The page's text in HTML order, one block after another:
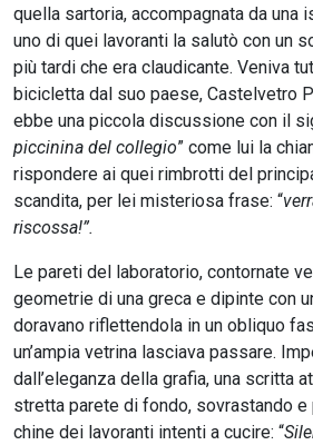
quella sartoria, accompagnata da una
uno di quei lavoranti la salutò con un
più tardi che era claudicante. Veniva
bicicletta dal suo paese, Castelvetro
ebbe una piccola discussione con il
piccinina del collegio” come lui la
rispondere ai quei rimbrotti del
scandita, per lei misteriosa frase: “
riscossa!”.
Le pareti del laboratorio, contornate
geometrie di una greca e dipinte con
doravano riflettendola in un obliquo
un’ampia vetrina lasciava passare.
dall’eleganza della grafia, una scritta
stretta parete di fondo, sovrastando
chine dei lavoranti intenti a cucire: “